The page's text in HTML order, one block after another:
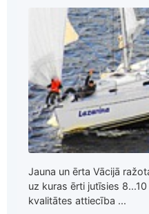
Jauna un ērta Vācijā
uz kuras ērti jutīsies
kvalitātes attiecība ...